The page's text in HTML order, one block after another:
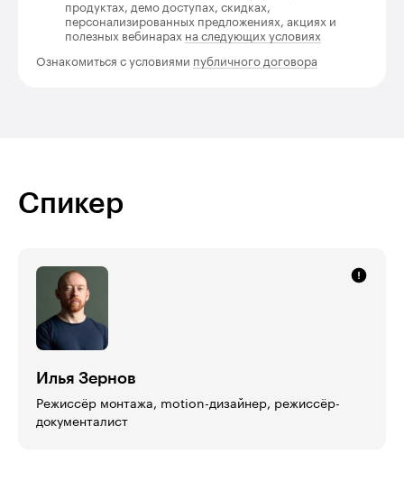
продуктах, демо доступах, скидках,
персонализированных предложениях, акциях и
полезных вебинарах на следующих условиях
Ознакомиться с условиями публичного договора
Спикер
Илья Зернов
Режиссёр монтажа, motion-дизайнер, режиссёр-
документалист